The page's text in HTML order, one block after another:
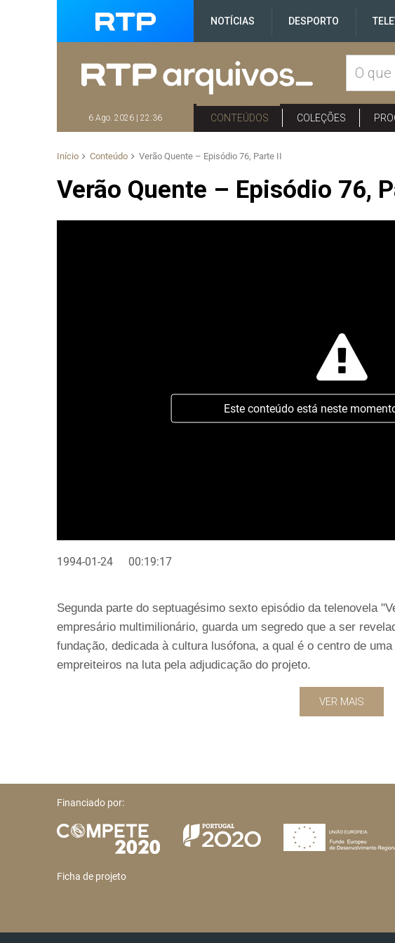
NOTÍCIAS DESPORTO
6 Ago. 2026 | 22:36 CONTEÚDOS COLEÇÕES
Início Conteúdo Verão Quente – Episódio 76, Parte II
Verão Quente – Episódio 76,
Este conteúdo está neste
1994-01-24 00:19:17
Segunda parte do septuagésimo sexto episódio da telenovela
empresário multimilionário, guarda um segredo que a ser
fundação, dedicada à cultura lusófona, a qual é o centro de
empreiteiros na luta pela adjudicação do projeto.
VER MAIS
Financiado por:
Ficha de projeto